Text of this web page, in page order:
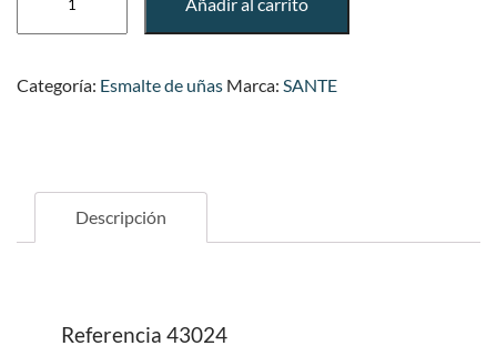
01
Categoría: Esmalte de uñas Marca: SANTE
Descripción
Referencia 43024